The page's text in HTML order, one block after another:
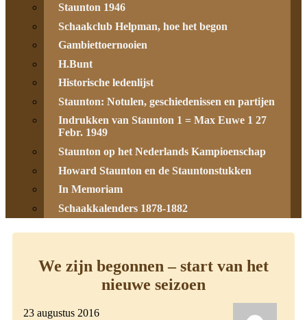
Staunton 1946
Schaakclub Helpman, hoe het begon
Gambiettoernooien
H.Bunt
Historische ledenlijst
Staunton: Notulen, geschiedenissen en partijen
Indrukken van Staunton 1 = Max Euwe 1 27
Febr. 1949
Staunton op het Nederlands Kampioenschap
Howard Staunton en de Stauntonstukken
In Memoriam
Schaakkalenders 1878-1882
We zijn begonnen – start van het
nieuwe seizoen
23 augustus 2016